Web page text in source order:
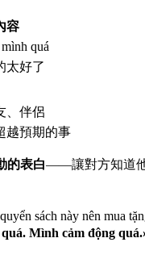
容
quá
太好了
、伴侶
越預期的事
的表白——讓對方知道他
sách này nên mua
Mình cảm động